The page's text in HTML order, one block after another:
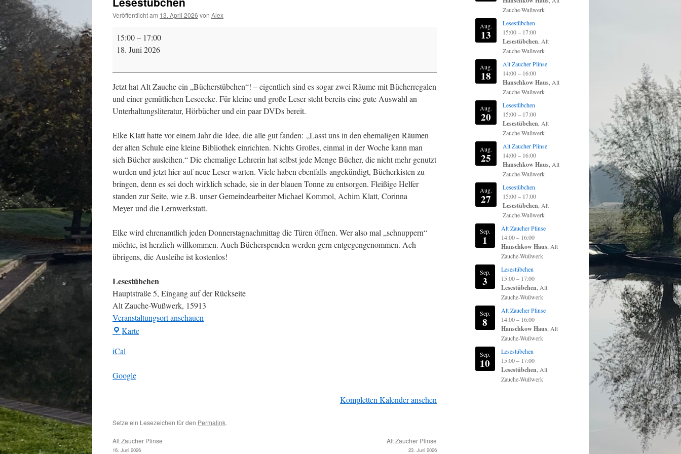
Veröffentlicht am 13. April 2026 von Alex
Lesestübchen
15:00– 17:00
18. Juni 2026
Jetzt hat Alt Zauche ein „Bücherstübchen“! – eigentlich sind es sogar zwei Räume mit Bücherregalen
und einer gemütlichen Leseecke. Für kleine und große Leser steht bereits eine gute Auswahl an
Unterhaltungsliteratur, Hörbücher und ein paar DVDs bereit.
Elke Klatt hatte vor einem Jahr die Idee, die alle gut fanden: „Lasst uns in den ehemaligen Räumen
der alten Schule eine kleine Bibliothek einrichten. Nichts Großes, einmal in der Woche kann man
sich Bücher ausleihen.“ Die ehemalige Lehrerin hat selbst jede Menge Bücher, die nicht mehr genutzt
wurden und jetzt hier auf neue Leser warten. Viele haben ebenfalls angekündigt, Bücherkisten zu
bringen, denn es sei doch wirklich schade, sie in der blauen Tonne zu entsorgen. Fleißige Helfer
standen zur Seite, wie z.B. unser Gemeindearbeiter Michael Kommol, Achim Klatt, Corinna
Meyer und die Lernwerkstatt.
Elke wird ehrenamtlich jeden Donnerstagnachmittag die Türen öffnen. Wer also mal „schnuppern“
möchte, ist herzlich willkommen. Auch Bücherspenden werden gern entgegengenommen. Ach
übrigens, die Ausleihe ist kostenlos!
Lesestübchen
Hauptstraße 5 Eingang auf der Rückseite
Alt Zauche-Wußwerk, 15913
Veranstaltungsort anschauen
KarteLesestübchen
iCal
Google
Kompletten Kalender ansehen
Setze ein Lesezeichen für den Permalink.
Alt Zaucher Plinse
16. Juni 2026
Alt Zaucher Plinse
23. Juni 2026
Zauche-Wußwerk
Aug.
13
Lesestübchen
15:00 – 17:00
Lesestübchen , Alt
Zauche-Wußwerk
Aug.
18
Alt Zaucher Plinse
14:00 – 16:00
Hanschkow Haus, Alt
Zauche-Wußwerk
Aug.
20
Lesestübchen
15:00 – 17:00
Lesestübchen , Alt
Zauche-Wußwerk
Aug.
25
Alt Zaucher Plinse
14:00 – 16:00
Hanschkow Haus, Alt
Zauche-Wußwerk
Aug.
27
Lesestübchen
15:00 – 17:00
Lesestübchen , Alt
Zauche-Wußwerk
Sep.
1
Alt Zaucher Plinse
14:00 – 16:00
Hanschkow Haus, Alt
Zauche-Wußwerk
Sep.
3
Lesestübchen
15:00 – 17:00
Lesestübchen , Alt
Zauche-Wußwerk
Sep.
8
Alt Zaucher Plinse
14:00 – 16:00
Hanschkow Haus, Alt
Zauche-Wußwerk
Sep.
10
Lesestübchen
15:00 – 17:00
Lesestübchen , Alt
Zauche-Wußwerk